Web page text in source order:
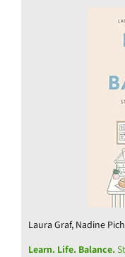
Laura Graf, Nadine
Learn. Life. Balance.